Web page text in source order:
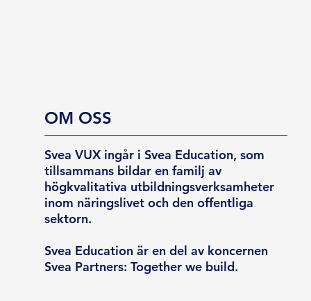
OM OSS
Svea VUX ingår i Svea Education, som
tillsammans bildar en familj av
högkvalitativa utbildningsverksamheter
inom näringslivet och den offentliga
sektorn.
Svea Education är en del av koncernen
Svea Partners: Together we build.